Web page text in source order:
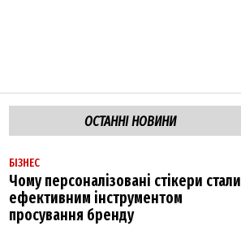
ОСТАННІ НОВИНИ
БІЗНЕС
Чому персоналізовані стікери стали
ефективним інструментом
просування бренду